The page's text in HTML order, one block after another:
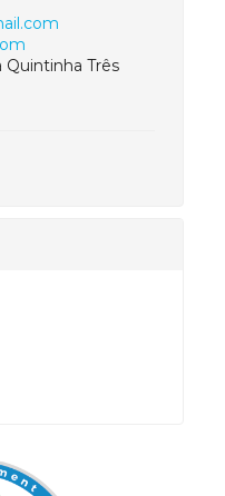
Quintinha Três